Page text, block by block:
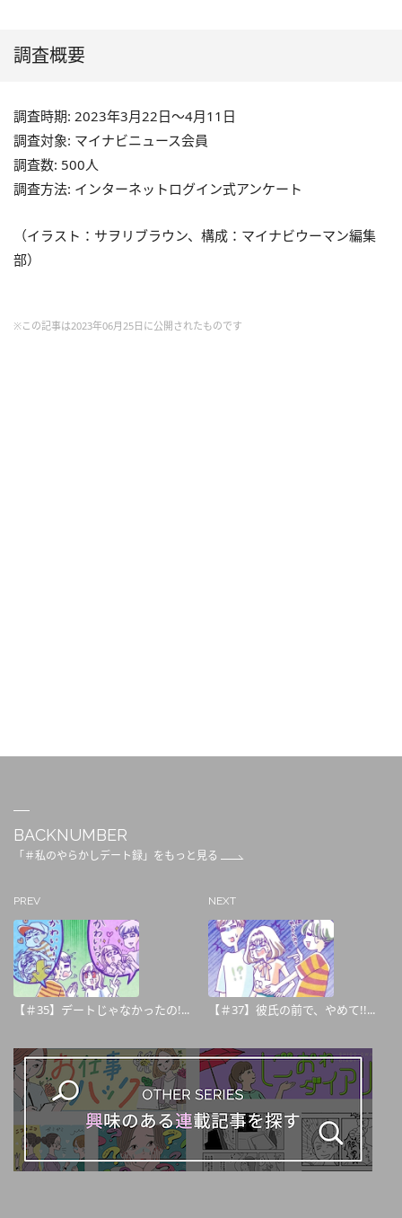
調査概要
調査時期: 2023年3月22日～4月11日
調査対象: マイナビニュース会員
調査数: 500人
調査方法: インターネットログイン式アンケート
（イラスト：サヲリブラウン、構成：マイナビウーマン編集
部）
※この記事は2023年06月25日に公開されたものです
BACKNUMBER
「＃私のやらかしデート録」をもっと見る
PREV
【＃35】デートじゃなかったの!...
NEXT
【＃37】彼氏の前で、やめて!!...